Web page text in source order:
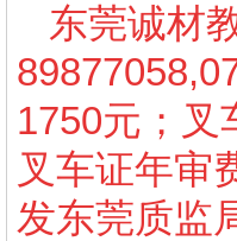
东莞诚材
1750元；叉
叉车证年审
发东莞质监